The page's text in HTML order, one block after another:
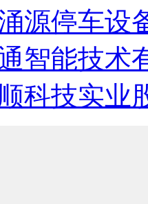
源停车设
智能技术
科技实业